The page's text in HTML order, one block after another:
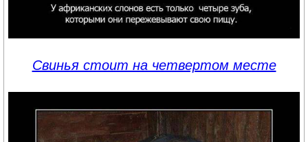
Свинья стоит на четвертом месте